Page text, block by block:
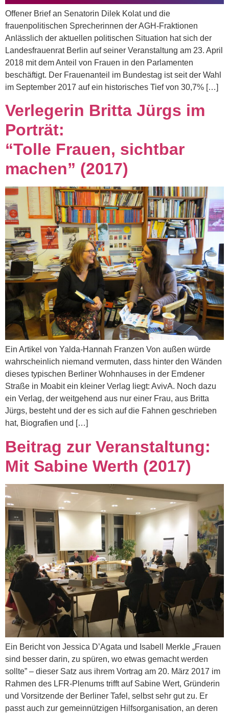
Offener Brief an Senatorin Dilek Kolat und die
frauenpolitischen Sprecherinnen der AGH-Fraktionen
Anlässlich der aktuellen politischen Situation hat sich der
Landesfrauenrat Berlin auf seiner Veranstaltung am 23. April
2018 mit dem Anteil von Frauen in den Parlamenten
beschäftigt. Der Frauenanteil im Bundestag ist seit der Wahl
im September 2017 auf ein historisches Tief von 30,7% […]
Verlegerin Britta Jürgs im
Porträt:
“Tolle Frauen, sichtbar
machen” (2017)
Ein Artikel von Yalda-Hannah Franzen Von außen würde
wahrscheinlich niemand vermuten, dass hinter den Wänden
dieses typischen Berliner Wohnhauses in der Emdener
Straße in Moabit ein kleiner Verlag liegt: AvivA. Noch dazu
ein Verlag, der weitgehend aus nur einer Frau, aus Britta
Jürgs, besteht und der es sich auf die Fahnen geschrieben
hat, Biografien und […]
Beitrag zur Veranstaltung:
Mit Sabine Werth (2017)
Ein Bericht von Jessica D’Agata und Isabell Merkle „Frauen
sind besser darin, zu spüren, wo etwas gemacht werden
sollte” – dieser Satz aus ihrem Vortrag am 20. März 2017 im
Rahmen des LFR-Plenums trifft auf Sabine Wert, Gründerin
und Vorsitzende der Berliner Tafel, selbst sehr gut zu. Er
passt auch zur gemeinnützigen Hilfsorganisation, an deren